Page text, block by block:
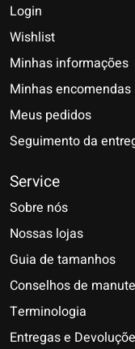
Login
Wishlist
Minhas informações
Minhas encomendas
Meus pedidos
Seguimento da
Service
Sobre nós
Nossas lojas
Guia de tamanhos
Conselhos de
Terminologia
Entregas e